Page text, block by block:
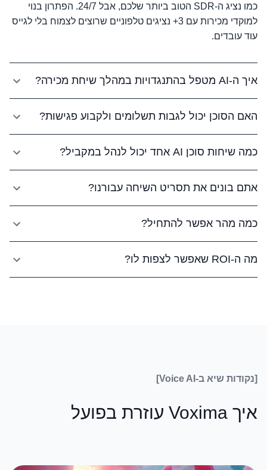
כמו נציג ה-SDR הטוב ביותר שלכם, אבל 24/7. הפתרון בנוי
למוקדי מכירות עם 3+ נציגים טלפוניים שרוצים לצמוח בלי לגייס
עוד עובדים.
איך ה-AI מטפל בהתנגדויות במהלך שיחת מכירה?
שלומדת ומשתפרת תוך כדי תנועה. אנחנו בונים תסריט שיחה
מותאם אישית לעסק שלכם, וה-AI מזהה דפוסי התנגדות ומגיב
בטכניקות מוכחות — ומשתפר עם כל שיחה.
האם הסוכן יכול לגבות תשלומים ולקבוע פגישות?
סוגר עסקאות מקצה לקצה — מהפיץ' הראשוני דרך גביית
תשלום ועד קביעת פגישה, הכל בשיחה טלפונית אחת.
כמה שיחות סוכן AI אחד יכול לנהל במקביל?
שבשעות עומס, במקום לאבד לידים בגלל קו תפוס, כל שיחה
נענית מיד עם שיחת מכירה באיכות אנושית.
אתם בונים את תסריט השיחה עבורנו?
למוצר שלכם, לקהל היעד ולשיטת המכירה. אנחנו כוללים תהליכי
טיפול בהתנגדויות, שאלות סינון וטכניקות סגירה שמותאמות
למקרה הספציפי שלכם.
כמה מהר אפשר להתחיל?
את שיחות המכירה הראשונות שלכם עם AI כבר בשבוע הראשון.
מה ה-ROI שאפשר לצפות לו?
[נקודות שיא ב-Voice AI]
איך Voxima עוזרת בפועל